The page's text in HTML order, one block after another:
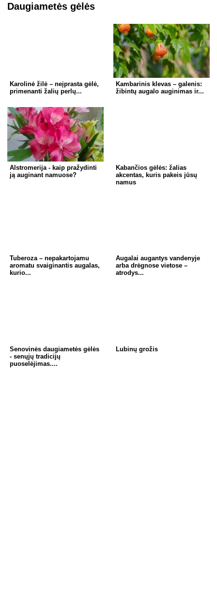
Daugiametės gėlės
Karolinė žilė – neįprasta gėlė,
primenanti žalių perlų...
Kambarinis klevas – galenis:
žibintų augalo auginimas ir...
Alstromerija - kaip pražydinti
ją auginant namuose?
Kabančios gėlės: žalias
akcentas, kuris pakeis jūsų
namus
Tuberoza – nepakartojamu
aromatu svaiginantis augalas,
kurio...
Augalai augantys vandenyje
arba drėgnose vietose –
atrodys...
Senovinės daugiametės gėlės
- senųjų tradicijų
puoselėjimas....
Lubinų grožis